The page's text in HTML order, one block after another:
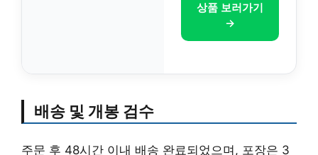
상품 보러가기
→
배송 및 개봉 검수
주문 후 48시간 이내 배송 완료되었으며, 포장은 3